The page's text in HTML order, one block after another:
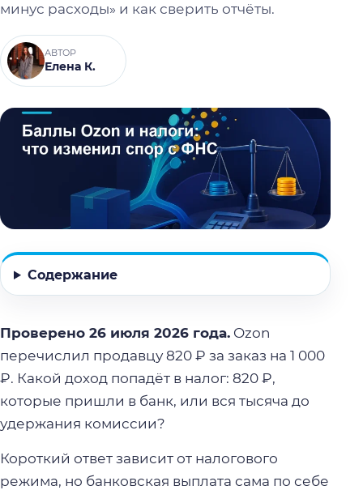
минус расходы» и как сверить отчёты.
АВТОР
Елена К.
Содержание
Проверено 26 июля 2026 года. Ozon
перечислил продавцу 820 ₽ за заказ на 1 000
₽. Какой доход попадёт в налог: 820 ₽,
которые пришли в банк, или вся тысяча до
удержания комиссии?
Короткий ответ зависит от налогового
режима, но банковская выплата сама по себе